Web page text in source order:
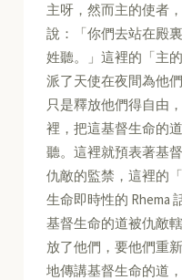
主呀，然而主的使者
說：「你們去站在殿
姓聽。」這裡的「主
派了天使在夜間為他
只是釋放他們得自由
裡，把這基督生命的
聽。這裡就預表著基
仇敵的監禁，這裡的
生命即時性的 Rhema
基督生命的道被仇敵
放了他們，要他們重
地傳講基督生命的道